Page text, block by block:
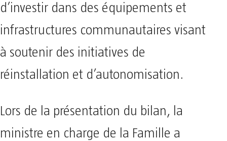
d’investir dans des équipements et
infrastructures communautaires visant
à soutenir des initiatives de
réinstallation et d’autonomisation.
Lors de la présentation du bilan, la
ministre en charge de la Famille a